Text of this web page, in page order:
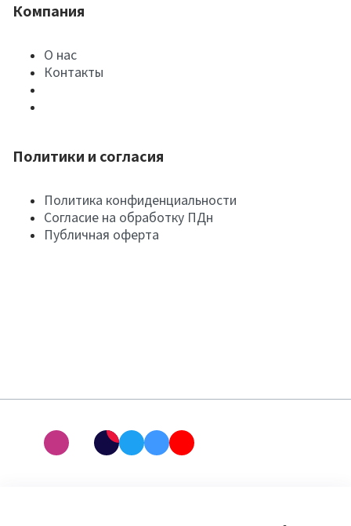
Компания
О нас
Контакты
Политики и согласия
Политика конфиденциальности
Согласие на обработку ПДн
Публичная оферта